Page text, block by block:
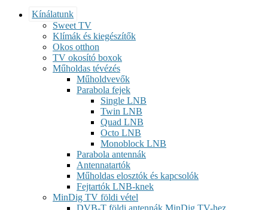
Kínálatunk
Sweet TV
Klímák és kiegészítők
Okos otthon
TV okosító boxok
Műholdas tévézés
Műholdvevők
Parabola fejek
Single LNB
Twin LNB
Quad LNB
Octo LNB
Monoblock LNB
Parabola antennák
Antennatartók
Műholdas elosztók és kapcsolók
Fejtartók LNB-knek
MinDig TV földi vétel
DVB-T földi antennák MinDig TV-hez